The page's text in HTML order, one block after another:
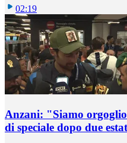
02:19
Anzani: "Siamo
di speciale dopo due